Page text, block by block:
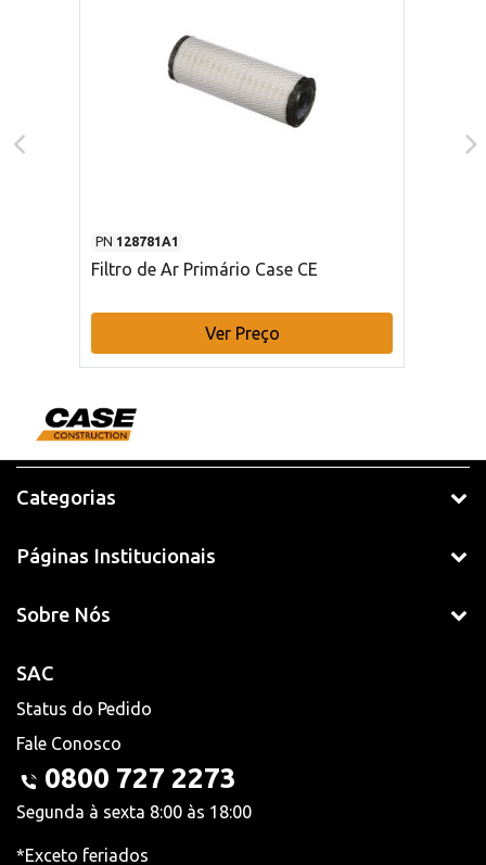
PN 128781A1
Filtro de Ar Primário Case CE
Ver Preço
Categorias
Páginas Institucionais
Sobre Nós
SAC
Status do Pedido
Fale Conosco
0800 727 2273
Segunda à sexta 8:00 às 18:00
*Exceto feriados